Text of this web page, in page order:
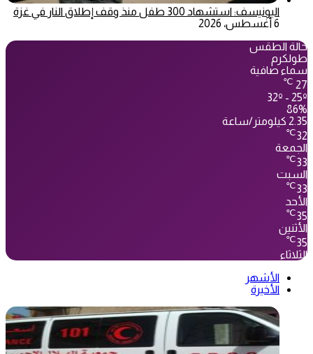
اليونيسف: استشهاد 300 طفل منذ وقف إطلاق النار في غزة
6 أغسطس، 2026
حالة الطقس
طولكرم
سماء صافية
27
℃
32º - 25º
86%
2.35 كيلومتر/ساعة
32
℃
الجمعة
33
℃
السبت
33
℃
الأحد
35
℃
الأثنين
35
℃
الثلاثاء
الأشهر
الأخيرة